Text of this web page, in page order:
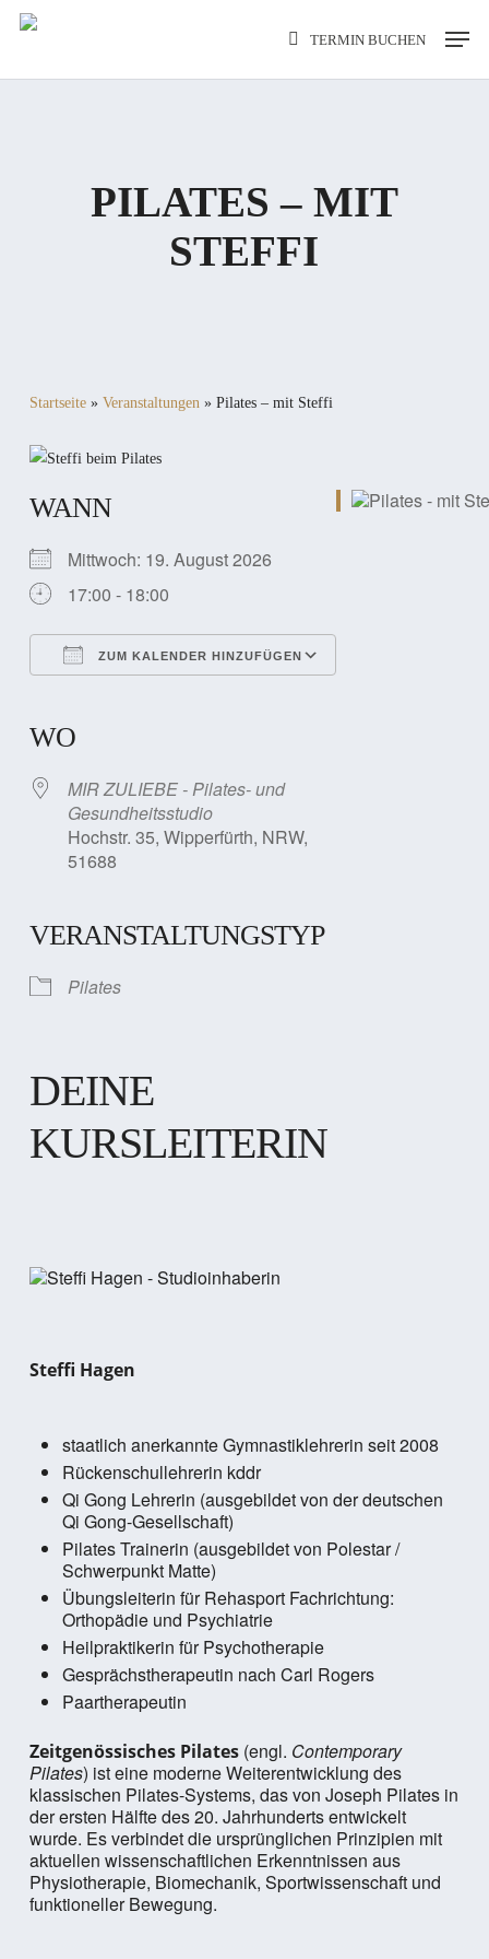
Skip
TERMIN BUCHEN
Menu
PILATES – MIT
STEFFI
Startseite» Veranstaltungen» Pilates – mit Steffi
WANN
Mittwoch: 19. August 2026
17:00 - 18:00
ZUM KALENDER HINZUFÜGEN
WO
MIR ZULIEBE - Pilates- und
Gesundheitsstudio
Hochstr. 35, Wipperfürth, NRW,
51688
VERANSTALTUNGSTYP
Pilates
DEINE
KURSLEITERIN
Steffi Hagen
staatlich anerkannte Gymnastiklehrerin seit 2008
Rückenschullehrerin kddr
Qi Gong Lehrerin (ausgebildet von der deutschen
Qi Gong-Gesellschaft)
Pilates Trainerin (ausgebildet von Polestar /
Schwerpunkt Matte)
Übungsleiterin für Rehasport Fachrichtung:
Orthopädie und Psychiatrie
Heilpraktikerin für Psychotherapie
Gesprächstherapeutin nach Carl Rogers
Paartherapeutin
Zeitgenössisches Pilates(engl. Contemporary
Pilates) ist eine moderne Weiterentwicklung des
klassischen Pilates-Systems, das von Joseph Pilates in
der ersten Hälfte des 20. Jahrhunderts entwickelt
wurde. Es verbindet die ursprünglichen Prinzipien mit
aktuellen wissenschaftlichen Erkenntnissen aus
Physiotherapie, Biomechanik, Sportwissenschaft und
funktioneller Bewegung.